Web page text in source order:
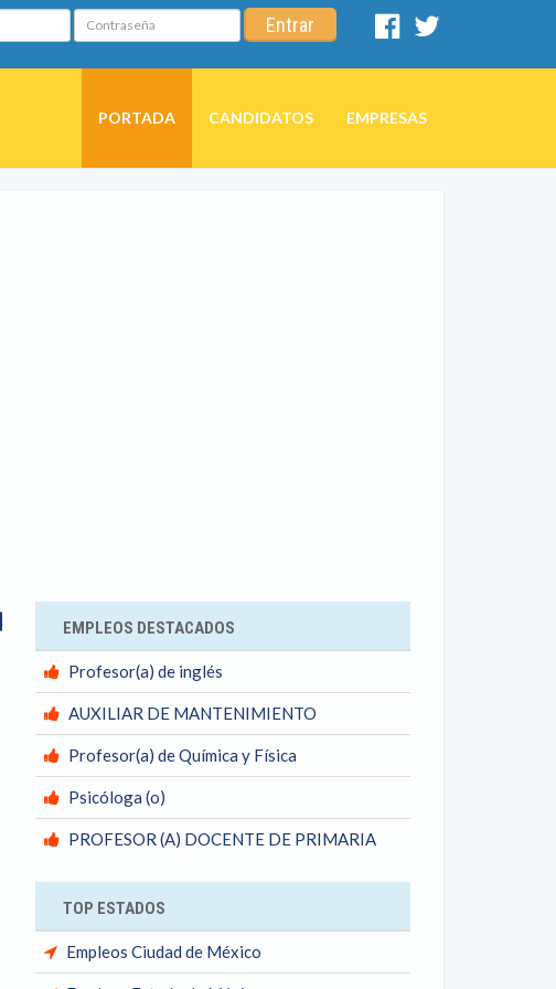
Contraseña Entrar
Facebook
PORTADA CANDIDATOS EMPRESAS
FacebookEMPLEOS DESTACADOS
Profesor(a) de inglés
AUXILIAR DE MANTENIMIENTO
Profesor(a) de Química y Física
Psicóloga (o)
PROFESOR (A) DOCENTE DE PRIMARIA
TOP ESTADOS
Empleos Ciudad de México